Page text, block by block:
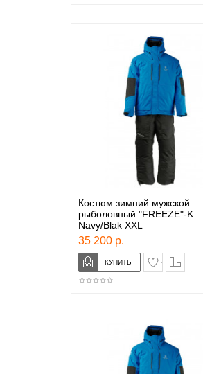
Костюм зимний мужской
рыболовный "FREEZE"-K
Navy/Blak XXL
35 200 р.
в закладки